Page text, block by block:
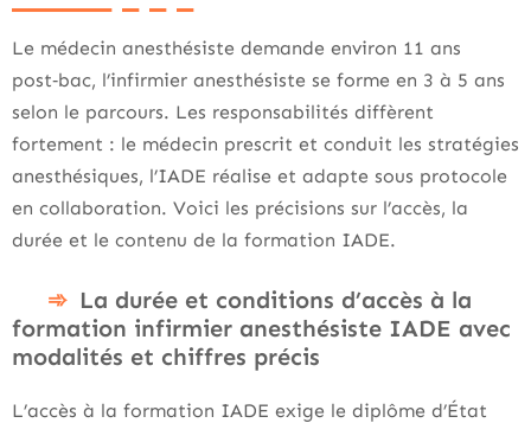
Le médecin anesthésiste demande environ 11 ans
post‑bac, l’infirmier anesthésiste se forme en 3 à 5 ans
selon le parcours. Les responsabilités diffèrent
fortement : le médecin prescrit et conduit les stratégies
anesthésiques, l’IADE réalise et adapte sous protocole
en collaboration. Voici les précisions sur l’accès, la
durée et le contenu de la formation IADE.
La durée et conditions d’accès à la
formation infirmier anesthésiste IADE avec
modalités et chiffres précis
L’accès à la formation IADE exige le diplôme d’État